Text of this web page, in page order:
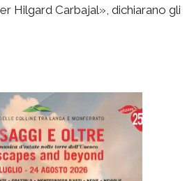
Hilgard Carbajal», dichiarano gli